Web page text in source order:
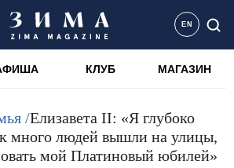
EN
КЛУБ МАГАЗИН
/Елизавета II: «Я глубоко
много людей вышли на улицы,
мой Платиновый юбилей»